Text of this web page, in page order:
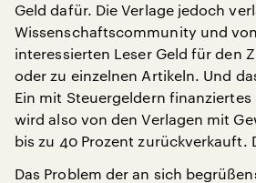
Geld dafür. Die Verlage jedoch
Wissenschaftscommunity und
interessierten Leser Geld für den
oder zu einzelnen Artikeln. Und
Ein mit Steuergeldern finanziertes
wird also von den Verlagen mit
bis zu 40 Prozent zurückverkauft.
Das Problem der an sich